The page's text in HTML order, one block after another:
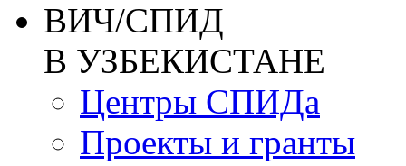
ВИЧ/СПИД
В УЗБЕКИСТАНЕ
Центры СПИДа
Проекты и гранты